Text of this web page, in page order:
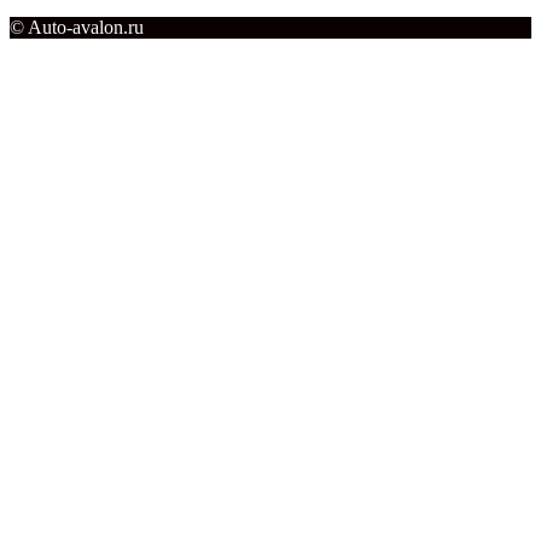
© Auto-avalon.ru